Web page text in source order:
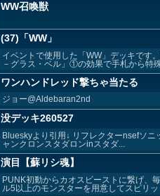
WW召喚獣
(37)「WW」
イベントで使用した「WW」デッキです
－グラス・ベル」①の効果で手札から特
ワンハンドレッド撃ちゃ当たる
ジョー@Aldebaran2nd
没デッキ260527
Blueskyより引用↓ リフレクターnsefソ
ャンクロンスタダロンinスタダ...
演目【蘇リシ魂】
PUNK初動からカオスビーストに繋げ、
ル5以上のモンスターを用意してスピリッ